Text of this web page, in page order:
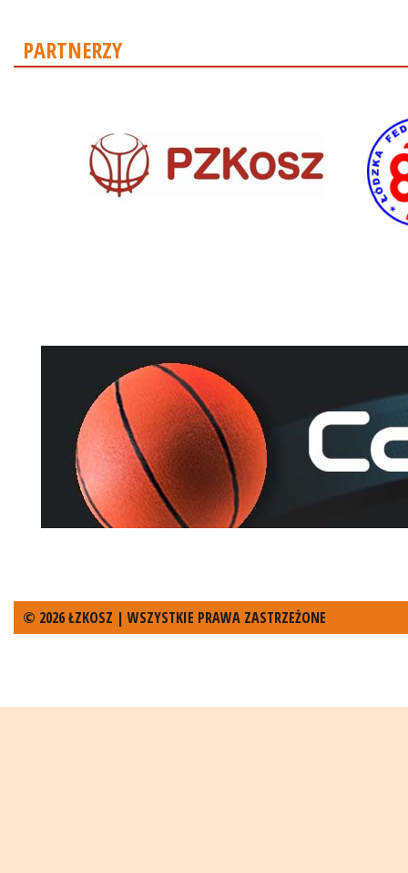
PARTNERZY
© 2026 ŁZKOSZ | WSZYSTKIE PRAWA ZASTRZEŻONE